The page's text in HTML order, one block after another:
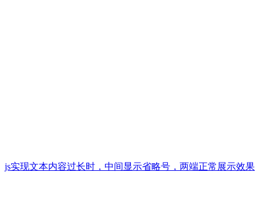
js实现文本内容过长时，中间显示省略号，两端正常展示效果